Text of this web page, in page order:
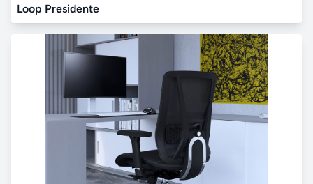
Loop Presidente